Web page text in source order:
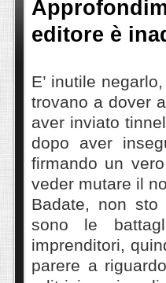
editore è
E’ inutile
trovano a dover
aver inviato
dopo aver
firmando un
veder mutare il
Badate, non
sono le
imprenditori,
parere a